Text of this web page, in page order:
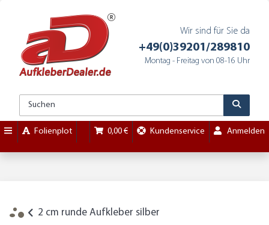
Wir sind für Sie da
+49(0)39201/289810
Montag - Freitag von 08-16 Uhr
Folienplot 0,00 € Kundenservice Anmelden
2 cm runde Aufkleber silber